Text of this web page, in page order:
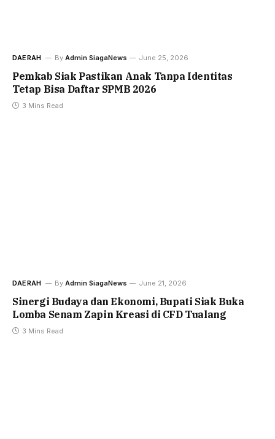
DAERAH By Admin SiagaNews June 25, 2026
Pemkab Siak Pastikan Anak Tanpa Identitas
Tetap Bisa Daftar SPMB 2026
3 Mins Read
DAERAH By Admin SiagaNews June 21, 2026
Sinergi Budaya dan Ekonomi, Bupati Siak Buka
Lomba Senam Zapin Kreasi di CFD Tualang
3 Mins Read